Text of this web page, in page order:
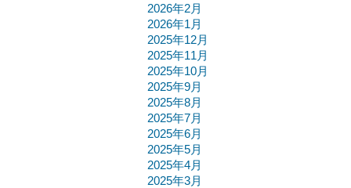
2026年2月
2026年1月
2025年12月
2025年11月
2025年10月
2025年9月
2025年8月
2025年7月
2025年6月
2025年5月
2025年4月
2025年3月